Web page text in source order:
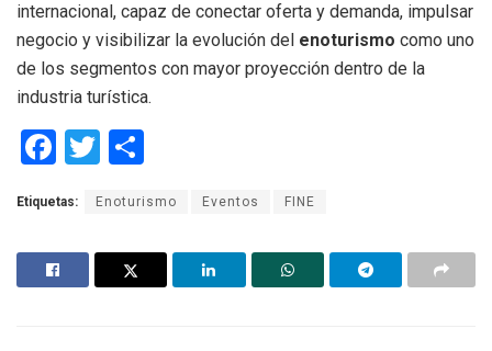
internacional, capaz de conectar oferta y demanda, impulsar
negocio y visibilizar la evolución del enoturismo como uno
de los segmentos con mayor proyección dentro de la
industria turística.
F
ce
b
o
T
tt
er
m
p
ar
Etiquetas: Enoturismo Eventos FINE